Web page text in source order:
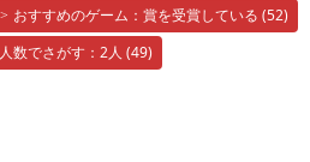
おすすめのゲーム：賞を受賞している (52)
人数でさがす：2人 (49)